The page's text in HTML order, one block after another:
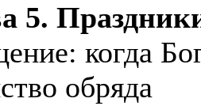
5.
когда
обряда